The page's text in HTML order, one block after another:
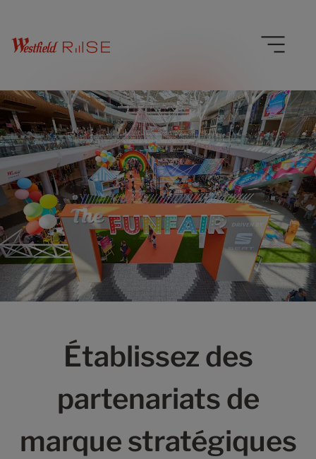
Établissez des
partenariats de
marque stratégiques